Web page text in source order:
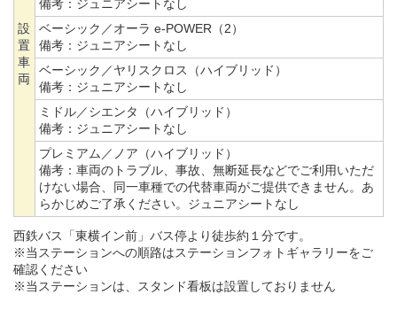
設
置
車
両
備考： ジュニアシートなし
ベーシック／オーラ e-POWER（2）
備考： ジュニアシートなし
ベーシック／ヤリスクロス（ハイブリッド）
備考： ジュニアシートなし
ミドル／シエンタ（ハイブリッド）
備考： ジュニアシートなし
プレミアム／ノア（ハイブリッド）
備考： 車両のトラブル、事故、無断延長などでご利用いただ
けない場合、同一車種での代替車両がご提供できません。あ
らかじめご了承ください。ジュニアシートなし
西鉄バス「東横イン前」バス停より徒歩約１分です。
※当ステーションへの順路はステーションフォトギャラリーをご
確認ください
※当ステーションは、スタンド看板は設置しておりません